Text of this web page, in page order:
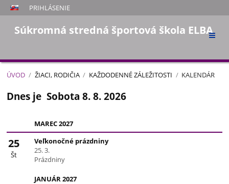
PRIHLÁSENIE
Súkromná stredná športová škola ELBA
ÚVOD / ŽIACI, RODIČIA / KAŽDODENNÉ ZÁLEŽITOSTI / KALENDÁR
Kalendár
Dnes je Sobota 8. 8. 2026
MAREC 2027
25
Št
Veľkonočné prázdniny
25. 3.
Prázdniny
JANUÁR 2027